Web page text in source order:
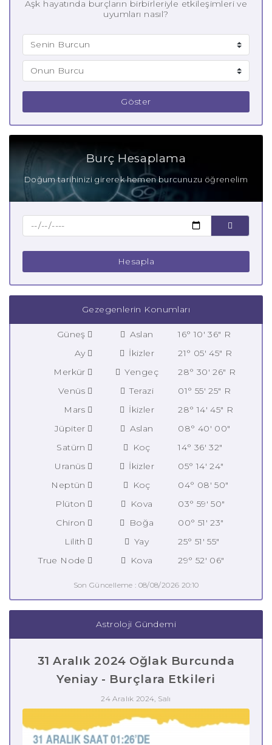
Aşk hayatında burçların birbirleriyle etkileşimleri ve
uyumları nasıl?
Göster
Burç Hesaplama
Doğum tarihinizi girerek hemen burcunuzu öğrenelim
Hesapla
Gezegenlerin Konumları
Güneş Aslan
16° 10' 36" R
Ay
İkizler
21° 05' 45" R
Merkür
Yengeç
28° 30' 26" R
Venüs
Terazi
01° 55' 25" R
Mars
İkizler
28° 14' 45" R
Jüpiter
Aslan
08° 40' 00"
Satürn
Koç
14° 36' 32"
Uranüs
İkizler
05° 14' 24"
Neptün
Koç
04° 08' 50"
Plüton
Kova
03° 59' 50"
Chiron
Boğa
00° 51' 23"
Lilith
Yay
25° 51' 55"
True Node
Kova 29° 52' 06"
Son Güncelleme : 08/08/2026 20:10
Astroloji Gündemi
31 Aralık 2024 Oğlak Burcunda
Yeniay - Burçlara Etkileri
24 Aralık 2024, Salı